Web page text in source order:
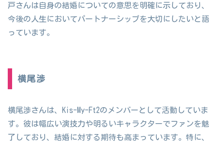
戸さんは自身の結婚についての意思を明確に示しており、
今後の人生においてパートナーシップを大切にしたいと語
っています。
横尾渉
横尾渉さんは、Kis-My-Ft2のメンバーとして活動していま
す。彼は幅広い演技力や明るいキャラクターでファンを魅
了しており、結婚に対する期待も高まっています。特に、